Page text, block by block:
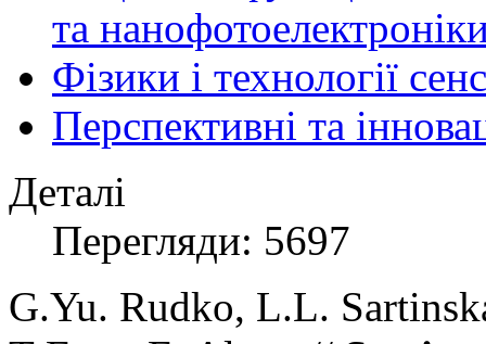
та
Фізики і технології
Перспективні та
Деталі
Перегляди: 5697
G.Yu. Rudko, L.L.